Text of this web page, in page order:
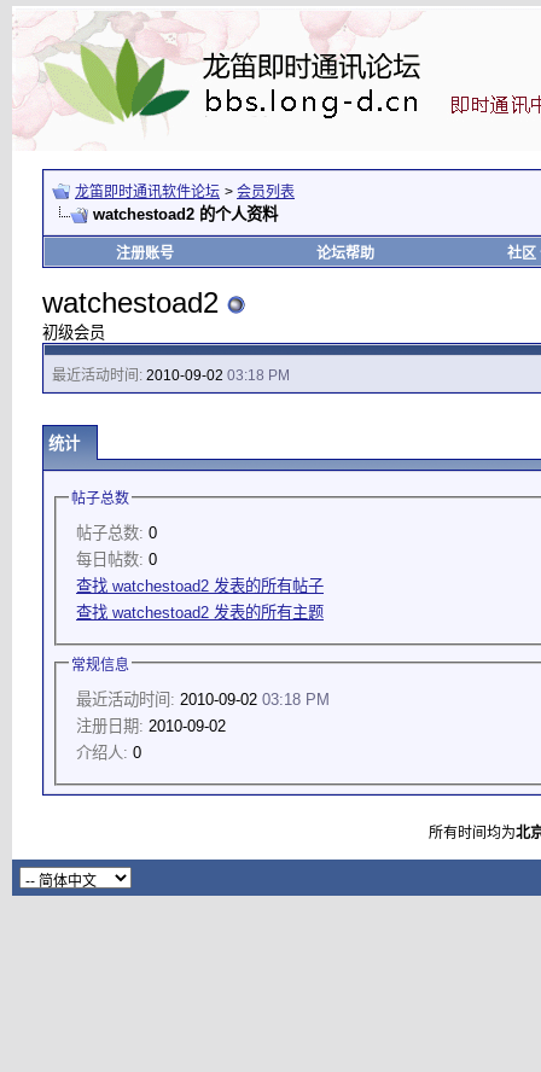
龙笛即时通讯软件论坛 > 会员列表
watchestoad2 的个人资料
注册账号 论坛帮助 社区
watchestoad2
初级会员
最近活动时间: 2010-09-02 03:18 PM
统计
帖子总数
帖子总数: 0
每日帖数: 0
查找 watchestoad2 发表的所有帖子
查找 watchestoad2 发表的所有主题
常规信息
最近活动时间: 2010-09-02 03:18 PM
注册日期: 2010-09-02
介绍人: 0
所有时间均为北